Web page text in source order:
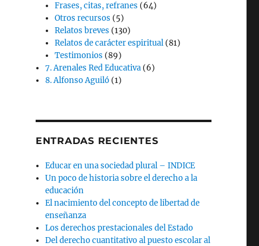
Frases, citas, refranes (64)
Otros recursos (5)
Relatos breves (130)
Relatos de carácter espiritual (81)
Testimonios (89)
7. Arenales Red Educativa (6)
8. Alfonso Aguiló (1)
ENTRADAS RECIENTES
Educar en una sociedad plural – INDICE
Un poco de historia sobre el derecho a la
educación
El nacimiento del concepto de libertad de
enseñanza
Los derechos prestacionales del Estado
Del derecho cuantitativo al puesto escolar al